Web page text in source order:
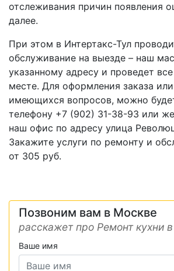
отслеживания причин появления
далее.
При этом в Интертакс-Тул
обслуживание на выезде – наш
указанному адресу и проведет
месте. Для оформления заказа
имеющихся вопросов, можно
телефону +7 (902) 31-38-93 или
наш офис по адресу улица
Закажите услуги по ремонту и
от 305 руб.
Позвоним вам в Москве
расскажет про Ремонт кухни
Ваше имя